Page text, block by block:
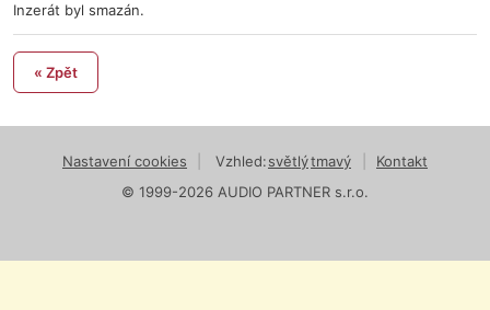
Inzerát byl smazán.
« Zpět
Nastavení cookies Vzhled:světlýtmavý
Kontakt
© 1999-2026 AUDIO PARTNER s.r.o.